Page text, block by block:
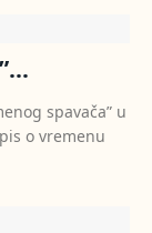
spavača” u
o vremenu